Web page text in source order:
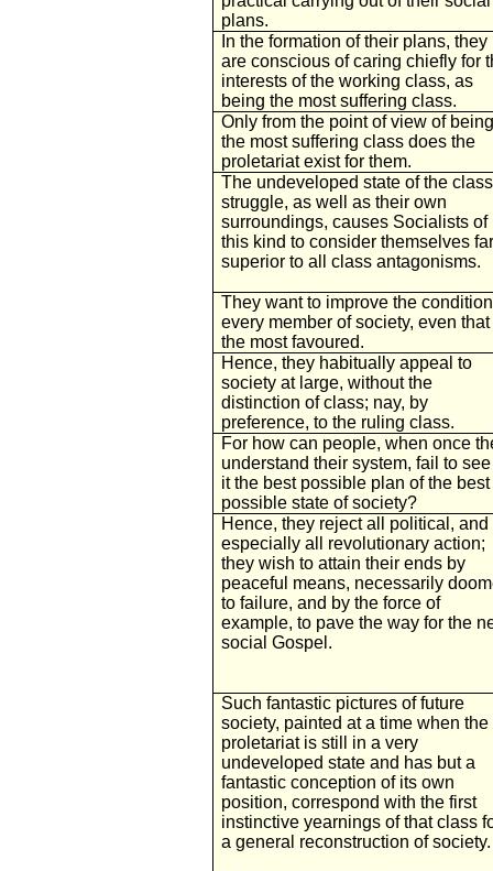
plans.
In the formation of their plans, they
are conscious of caring chiefly for
interests of the working class, as
being the most suffering class.
Only from the point of view of being
the most suffering class does the
proletariat exist for them.
The undeveloped state of the class
struggle, as well as their own
surroundings, causes Socialists of
this kind to consider themselves far
superior to all class antagonisms.
They want to improve the
every member of society, even that
the most favoured.
Hence, they habitually appeal to
society at large, without the
distinction of class; nay, by
preference, to the ruling class.
For how can people, when once
understand their system, fail to
it the best possible plan of the best
possible state of society?
Hence, they reject all political, and
especially all revolutionary action;
they wish to attain their ends by
peaceful means, necessarily
to failure, and by the force of
example, to pave the way for the
social Gospel.
Such fantastic pictures of future
society, painted at a time when the
proletariat is still in a very
undeveloped state and has but a
fantastic conception of its own
position, correspond with the first
instinctive yearnings of that class
a general reconstruction of society.